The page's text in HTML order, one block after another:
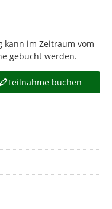
kann im Zeitraum vom
gebucht werden.
Teilnahme buchen